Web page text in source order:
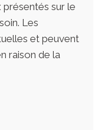
sur le
Les
et peuvent
raison de la